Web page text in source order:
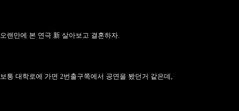
오랜만에 본 연극 新 살아보고 결혼하자.
보통 대학로에 가면 2번출구쪽에서 공연을 봤던거 같은데,